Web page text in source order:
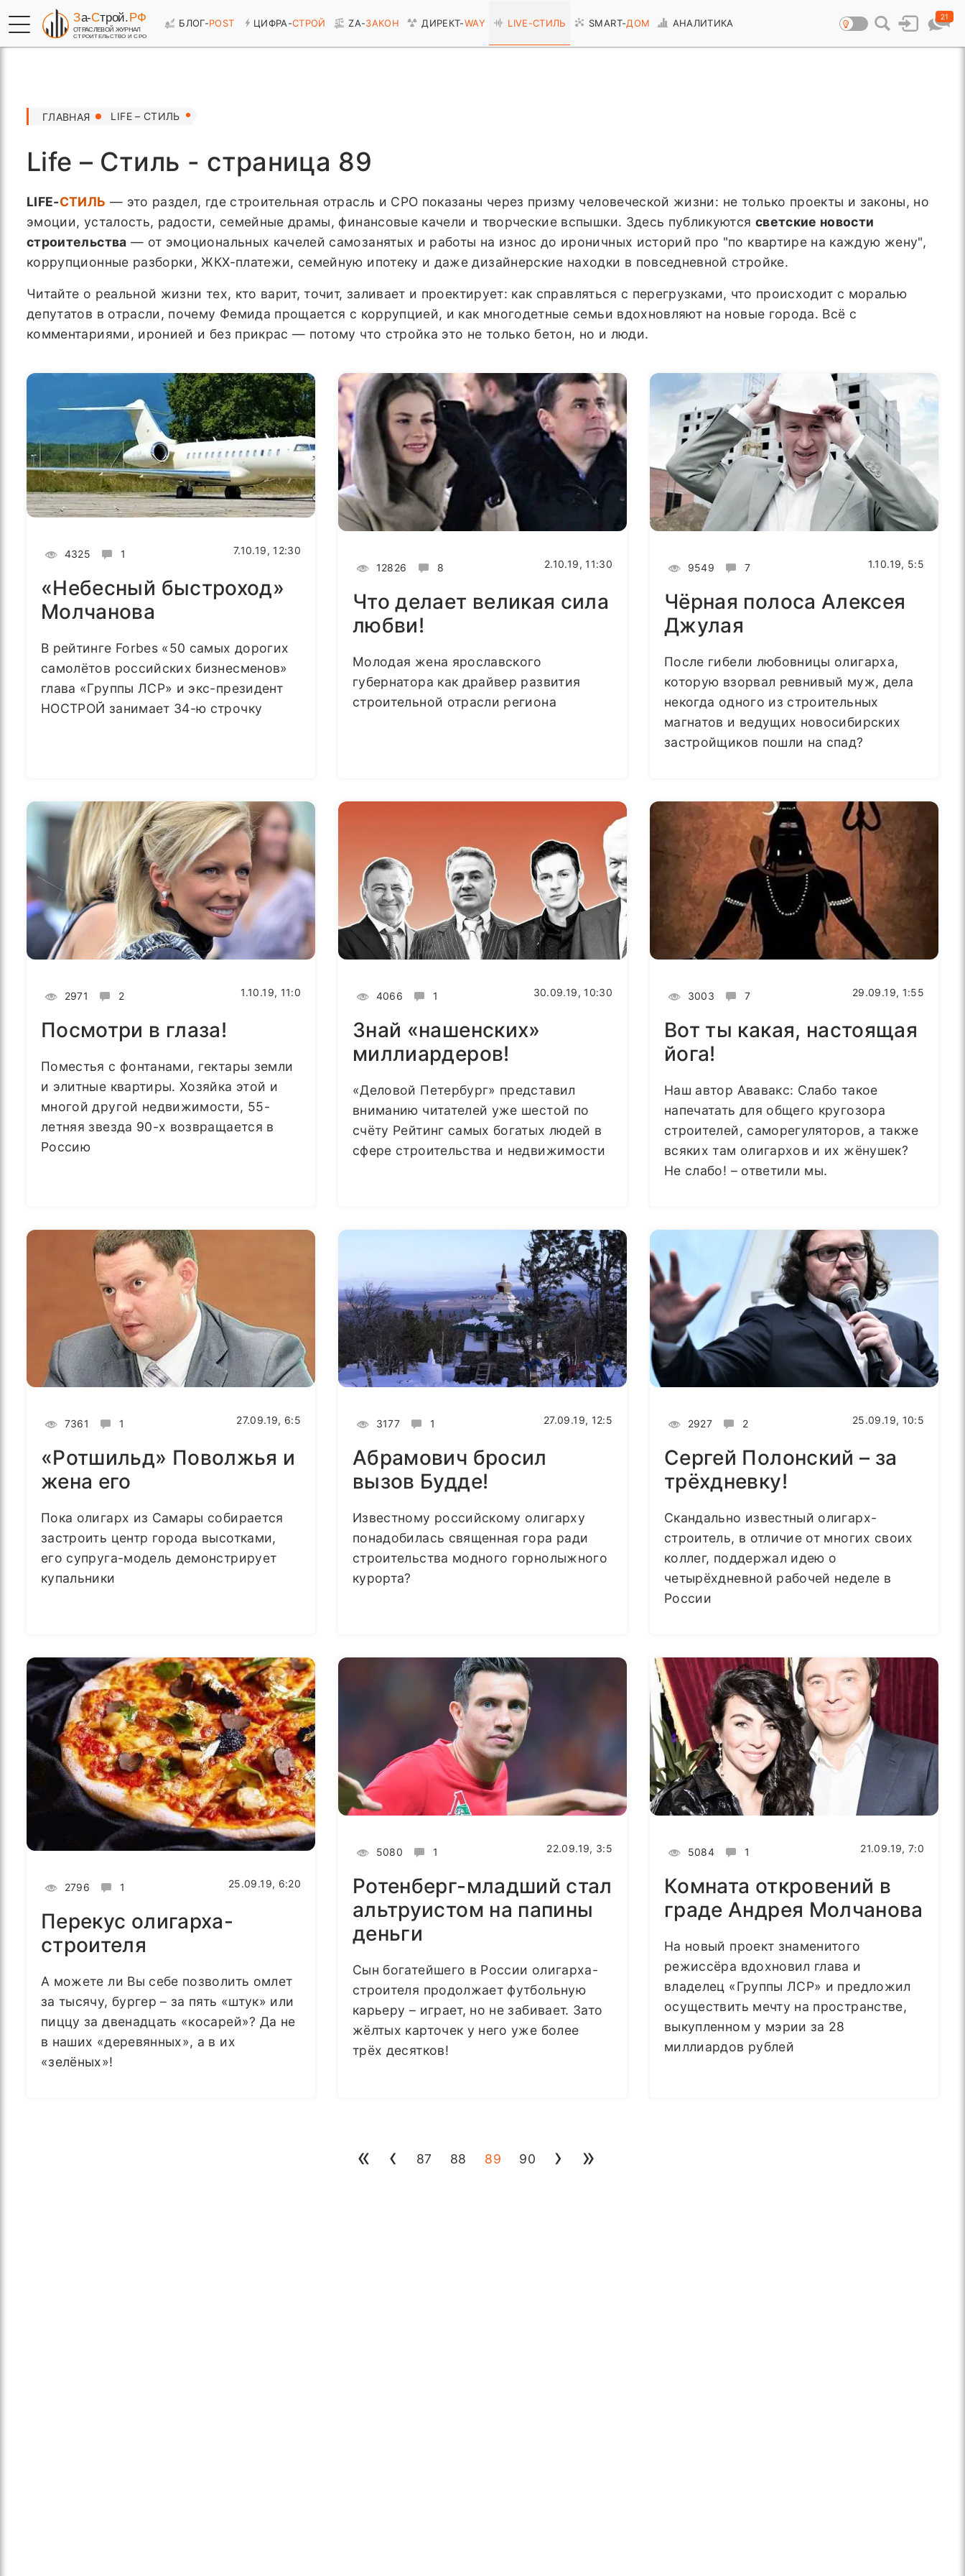
БЛОГ-POST ЦИФРА-СТРОЙ ZA-ЗАКОН ДИРЕКТ-WAY LIVE-СТИЛЬ SMART-ДОМ АНАЛИТИКА
21
ГЛАВНАЯ LIFE – СТИЛЬ
Life – Стиль - страница 89
LIFE-СТИЛЬ — это раздел, где строительная отрасль и СРО показаны через призму человеческой жизни: не только проекты и законы, но
эмоции, усталость, радости, семейные драмы, финансовые качели и творческие вспышки. Здесь публикуются светские новости
строительства — от эмоциональных качелей самозанятых и работы на износ до ироничных историй про "по квартире на каждую жену",
коррупционные разборки, ЖКХ-платежи, семейную ипотеку и даже дизайнерские находки в повседневной стройке.
Читайте о реальной жизни тех, кто варит, точит, заливает и проектирует: как справляться с перегрузками, что происходит с моралью
депутатов в отрасли, почему Фемида прощается с коррупцией, и как многодетные семьи вдохновляют на новые города. Всё с
комментариями, иронией и без прикрас — потому что стройка это не только бетон, но и люди.
4325 1 7.10.19, 12:30
«Небесный быстроход»
Молчанова
В рейтинге Forbes «50 самых дорогих
самолётов российских бизнесменов»
глава «Группы ЛСР» и экс-президент
НОСТРОЙ занимает 34-ю строчку
12826 8 2.10.19, 11:30
Что делает великая сила
любви!
Молодая жена ярославского
губернатора как драйвер развития
строительной отрасли региона
9549 7 1.10.19, 5:5
Чёрная полоса Алексея
Джулая
После гибели любовницы олигарха,
которую взорвал ревнивый муж, дела
некогда одного из строительных
магнатов и ведущих новосибирских
застройщиков пошли на спад?
2971 2 1.10.19, 11:0
Посмотри в глаза!
Поместья с фонтанами, гектары земли
и элитные квартиры. Хозяйка этой и
многой другой недвижимости, 55-
летняя звезда 90-х возвращается в
Россию
4066 1 30.09.19, 10:30
Знай «нашенских»
миллиардеров!
«Деловой Петербург» представил
вниманию читателей уже шестой по
счёту Рейтинг самых богатых людей в
сфере строительства и недвижимости
3003 7 29.09.19, 1:55
Вот ты какая, настоящая
йога!
Наш автор Ававакс: Слабо такое
напечатать для общего кругозора
строителей, саморегуляторов, а также
всяких там олигархов и их жёнушек?
Не слабо! – ответили мы.
7361 1 27.09.19, 6:5
«Ротшильд» Поволжья и
жена его
Пока олигарх из Самары собирается
застроить центр города высотками,
его супруга-модель демонстрирует
купальники
3177 1 27.09.19, 12:5
Абрамович бросил
вызов Будде!
Известному российскому олигарху
понадобилась священная гора ради
строительства модного горнолыжного
курорта?
2927 2 25.09.19, 10:5
Сергей Полонский – за
трёхдневку!
Скандально известный олигарх-
строитель, в отличие от многих своих
коллег, поддержал идею о
четырёхдневной рабочей неделе в
России
2796 1 25.09.19, 6:20
Перекус олигарха-
строителя
А можете ли Вы себе позволить омлет
за тысячу, бургер – за пять «штук» или
пиццу за двенадцать «косарей»? Да не
в наших «деревянных», а в их
«зелёных»!
5080 1 22.09.19, 3:5
Ротенберг-младший стал
альтруистом на папины
деньги
Сын богатейшего в России олигарха-
строителя продолжает футбольную
карьеру – играет, но не забивает. Зато
жёлтых карточек у него уже более
трёх десятков!
5084 1 21.09.19, 7:0
Комната откровений в
граде Андрея Молчанова
На новый проект знаменитого
режиссёра вдохновил глава и
владелец «Группы ЛСР» и предложил
осуществить мечту на пространстве,
выкупленном у мэрии за 28
миллиардов рублей
« ‹ 87 88 89 90 › »